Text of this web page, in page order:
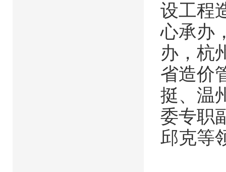
设工程
心承办
办，杭
省造价
挺、温
委专职
邱克等